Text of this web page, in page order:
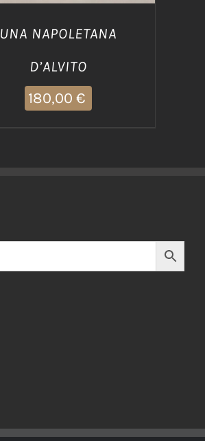
UNA NAPOLETANA
D’ALVITO
180,00 €